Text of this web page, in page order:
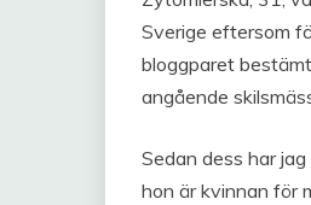
Sverige eftersom
bloggparet
angående
Sedan dess har
hon är kvinnan för